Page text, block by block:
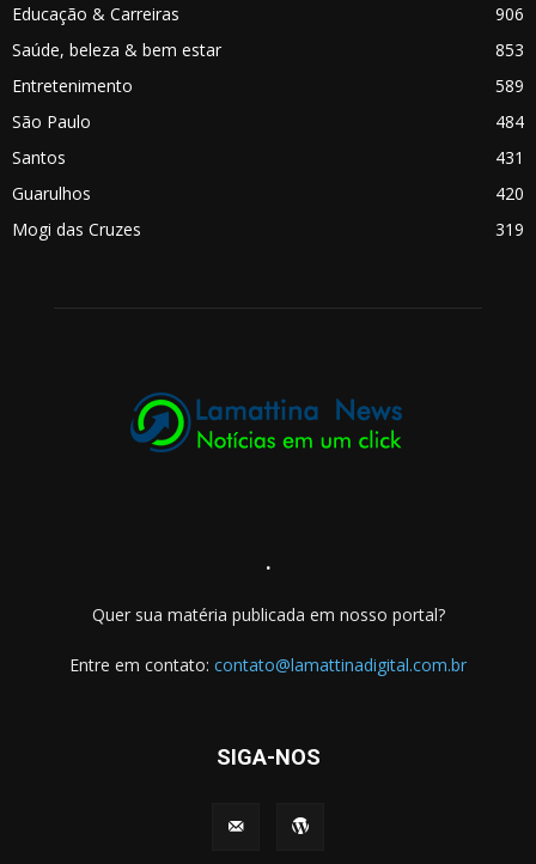
Educação & Carreiras
906
Saúde, beleza & bem estar
853
Entretenimento
589
São Paulo
484
Santos
431
Guarulhos
420
Mogi das Cruzes
319
.
Quer sua matéria publicada em nosso portal?
Entre em contato: contato@lamattinadigital.com.br
SIGA-NOS